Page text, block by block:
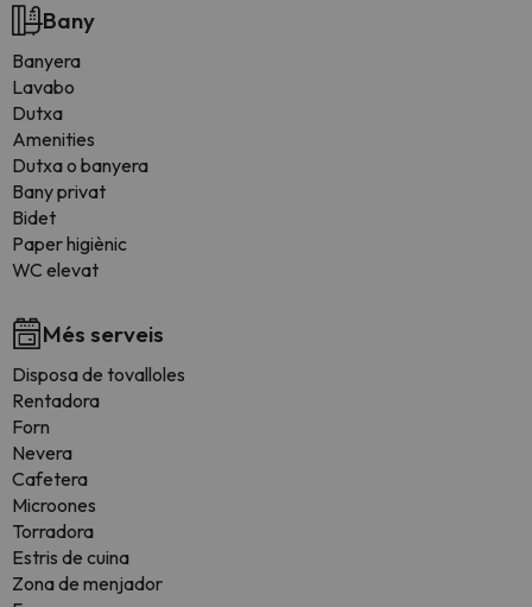
Bany
Banyera
Lavabo
Dutxa
Amenities
Dutxa o banyera
Bany privat
Bidet
Paper higiènic
WC elevat
Més serveis
Disposa de tovalloles
Rentadora
Forn
Nevera
Cafetera
Microones
Torradora
Estris de cuina
Zona de menjador